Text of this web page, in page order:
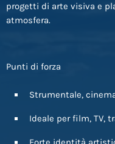
progetti di arte visiva e
atmosfera.
Punti di forza
Strumentale,
Ideale per film, TV,